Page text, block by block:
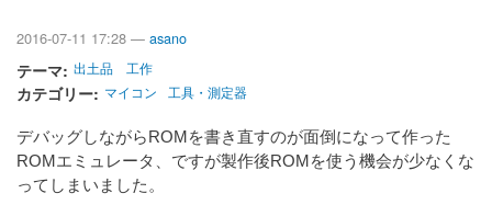
2016-07-11 17:28 — asano
テーマ 出土品 工作
カテゴリー マイコン 工具・測定器
デバッグしながらROMを書き直すのが面倒になって作った
ROMエミュレータ、ですが製作後ROMを使う機会が少なくな
ってしまいました。